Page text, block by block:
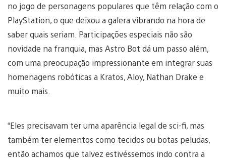
no jogo de personagens populares que têm relação com o
PlayStation, o que deixou a galera vibrando na hora de
saber quais seriam. Participações especiais não são
novidade na franquia, mas Astro Bot dá um passo além,
com uma preocupação impressionante em integrar suas
homenagens robóticas a Kratos, Aloy, Nathan Drake e
muito mais.
“Eles precisavam ter uma aparência legal de sci-fi, mas
também ter elementos como tecidos ou botas peludas,
então achamos que talvez estivéssemos indo contra a